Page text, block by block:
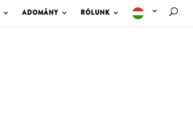
ADOMÁNY RÓLUNK